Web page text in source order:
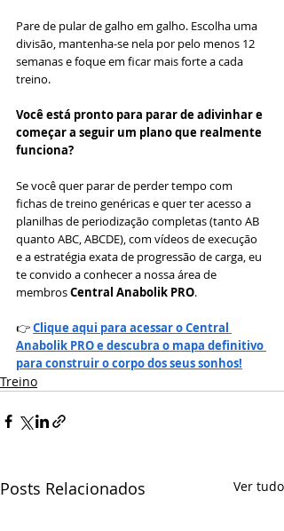
Pare de pular de galho em galho. Escolha uma
divisão, mantenha-se nela por pelo menos 12
semanas e foque em ficar mais forte a cada
treino.
Você está pronto para parar de adivinhar e
começar a seguir um plano que realmente
funciona?
Se você quer parar de perder tempo com
fichas de treino genéricas e quer ter acesso a
planilhas de periodização completas (tanto AB
quanto ABC, ABCDE), com vídeos de execução
e a estratégia exata de progressão de carga, eu
te convido a conhecer a nossa área de
membros Central Anabolik PRO.
👉 Clique aqui para acessar o Central
Anabolik PRO e descubra o mapa definitivo
para construir o corpo dos seus sonhos!
Treino
Posts Relacionados Ver tudo